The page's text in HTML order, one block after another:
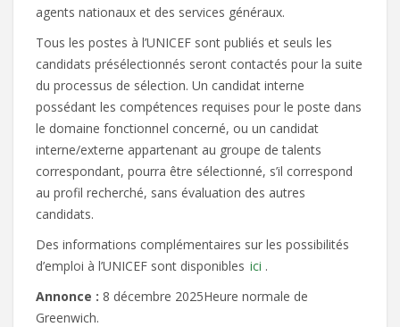
agents nationaux et des services généraux.
Tous les postes à l’UNICEF sont publiés et seuls les
candidats présélectionnés seront contactés pour la suite
du processus de sélection. Un candidat interne
possédant les compétences requises pour le poste dans
le domaine fonctionnel concerné, ou un candidat
interne/externe appartenant au groupe de talents
correspondant, pourra être sélectionné, s’il correspond
au profil recherché, sans évaluation des autres
candidats.
Des informations complémentaires sur les possibilités
d’emploi à l’UNICEF sont disponibles ici .
Annonce : 8 décembre 2025Heure normale de
Greenwich.